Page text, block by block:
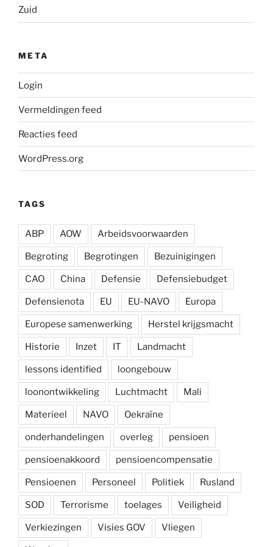
Zuid
META
Login
Vermeldingen feed
Reacties feed
WordPress.org
TAGS
ABP AOW Arbeidsvoorwaarden
Begroting Begrotingen Bezuinigingen
CAO China Defensie Defensiebudget
Defensienota EU EU-NAVO Europa
Europese samenwerking Herstel krijgsmacht
Historie Inzet IT Landmacht
lessons identified loongebouw
loonontwikkeling Luchtmacht Mali
Materieel NAVO Oekraïne
onderhandelingen overleg pensioen
pensioenakkoord pensioencompensatie
Pensioenen Personeel Politiek Rusland
SOD Terrorisme toelages Veiligheid
Verkiezingen Visies GOV Vliegen